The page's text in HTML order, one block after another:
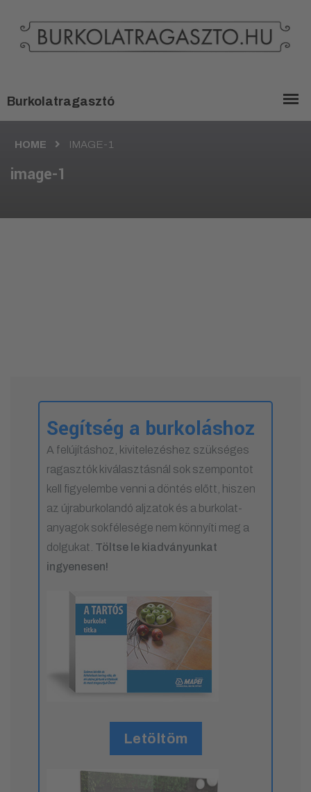
HOME IMAGE-1
image-1
Segítség a burkoláshoz
A felújításhoz, kivitelezéshez szükséges
ragasztók kiválasztásnál sok szempontot
kell figyelembe venni a döntés előtt, hiszen
az újraburkolandó aljzatok és a burkolat-
anyagok sokfélesége nem könnyíti meg a
dolgukat. Töltse le kiadványunkat
ingyenesen!
Letöltöm